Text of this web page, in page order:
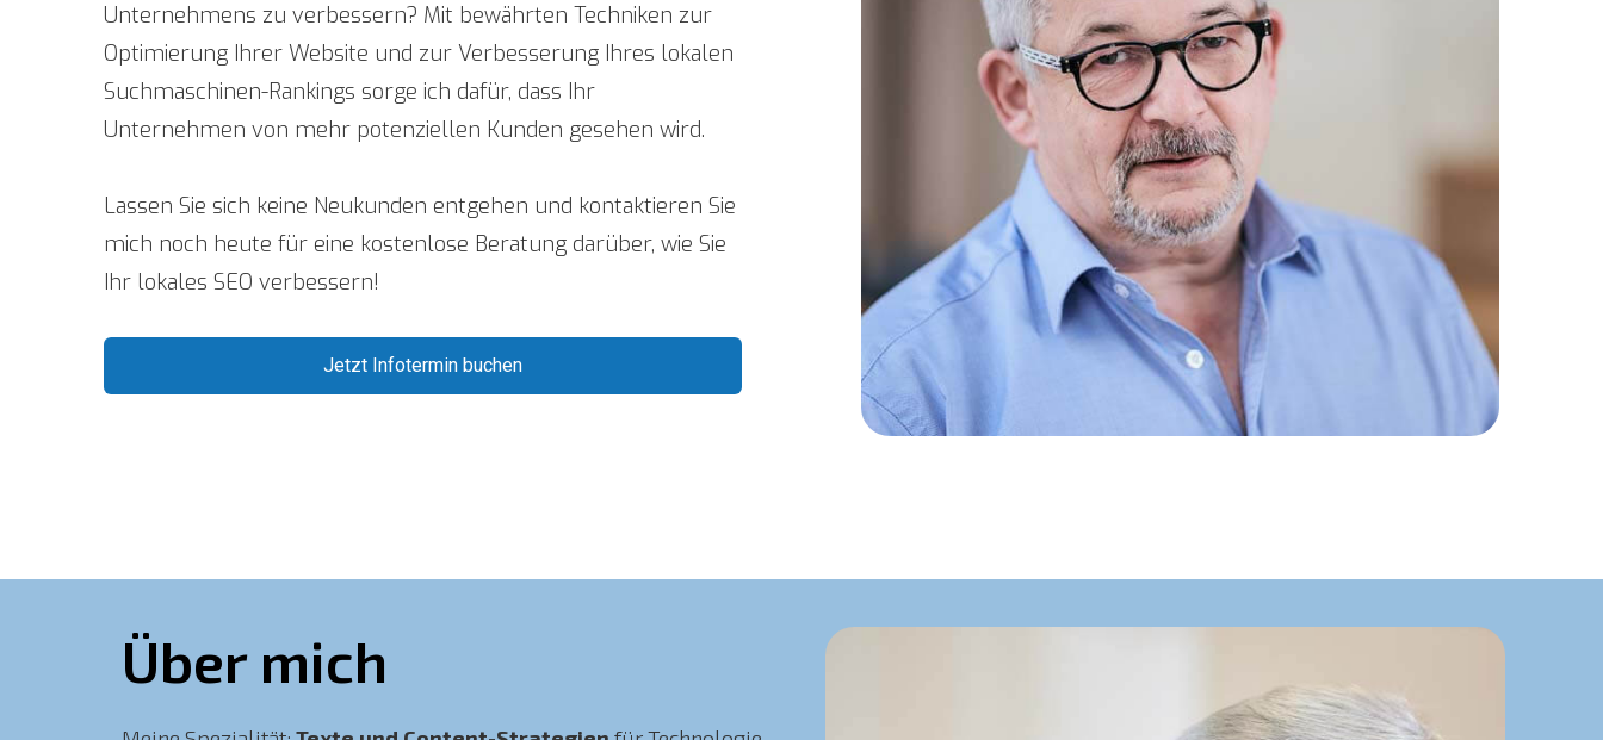
Unternehmens zu verbessern? Mit bewährten Techniken zur
Optimierung Ihrer Website und zur Verbesserung Ihres lokalen
Suchmaschinen-Rankings sorge ich dafür, dass Ihr
Unternehmen von mehr potenziellen Kunden gesehen wird.
Lassen Sie sich keine Neukunden entgehen und kontaktieren Sie
mich noch heute für eine kostenlose Beratung darüber, wie Sie
Ihr lokales SEO verbessern!
Jetzt Infotermin buchen
Über mich